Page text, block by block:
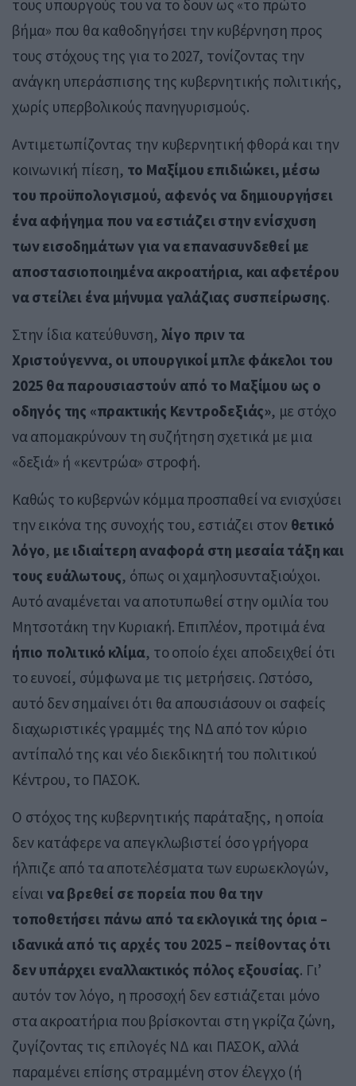
τους υπουργούς του να το δουν ως «το πρώτο
βήμα» που θα καθοδηγήσει την κυβέρνηση προς
τους στόχους της για το 2027, τονίζοντας την
ανάγκη υπεράσπισης της κυβερνητικής πολιτικής,
χωρίς υπερβολικούς πανηγυρισμούς.
Αντιμετωπίζοντας την κυβερνητική φθορά και την
κοινωνική πίεση, το Μαξίμου επιδιώκει, μέσω
του προϋπολογισμού, αφενός να δημιουργήσει
ένα αφήγημα που να εστιάζει στην ενίσχυση
των εισοδημάτων για να επανασυνδεθεί με
αποστασιοποιημένα ακροατήρια, και αφετέρου
να στείλει ένα μήνυμα γαλάζιας συσπείρωσης.
Στην ίδια κατεύθυνση, λίγο πριν τα
Χριστούγεννα, οι υπουργικοί μπλε φάκελοι του
2025 θα παρουσιαστούν από το Μαξίμου ως ο
οδηγός της «πρακτικής Κεντροδεξιάς», με στόχο
να απομακρύνουν τη συζήτηση σχετικά με μια
«δεξιά» ή «κεντρώα» στροφή.
Καθώς το κυβερνών κόμμα προσπαθεί να ενισχύσει
την εικόνα της συνοχής του, εστιάζει στον θετικό
λόγο, με ιδιαίτερη αναφορά στη μεσαία τάξη και
τους ευάλωτους, όπως οι χαμηλοσυνταξιούχοι.
Αυτό αναμένεται να αποτυπωθεί στην ομιλία του
Μητσοτάκη την Κυριακή. Επιπλέον, προτιμά ένα
ήπιο πολιτικό κλίμα, το οποίο έχει αποδειχθεί ότι
το ευνοεί, σύμφωνα με τις μετρήσεις. Ωστόσο,
αυτό δεν σημαίνει ότι θα απουσιάσουν οι σαφείς
διαχωριστικές γραμμές της ΝΔ από τον κύριο
αντίπαλό της και νέο διεκδικητή του πολιτικού
Κέντρου, το ΠΑΣΟΚ.
Ο στόχος της κυβερνητικής παράταξης, η οποία
δεν κατάφερε να απεγκλωβιστεί όσο γρήγορα
ήλπιζε από τα αποτελέσματα των ευρωεκλογών,
είναι να βρεθεί σε πορεία που θα την
τοποθετήσει πάνω από τα εκλογικά της όρια –
ιδανικά από τις αρχές του 2025 – πείθοντας ότι
δεν υπάρχει εναλλακτικός πόλος εξουσίας. Γι’
αυτόν τον λόγο, η προσοχή δεν εστιάζεται μόνο
στα ακροατήρια που βρίσκονται στη γκρίζα ζώνη,
ζυγίζοντας τις επιλογές ΝΔ και ΠΑΣΟΚ, αλλά
παραμένει επίσης στραμμένη στον έλεγχο (ή